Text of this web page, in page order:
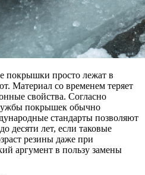
покрышки просто лежат в
Материал со временем теряет
свойства. Согласно
покрышек обычно
стандарты позволяют
десяти лет, если таковые
резины даже при
аргумент в пользу замены